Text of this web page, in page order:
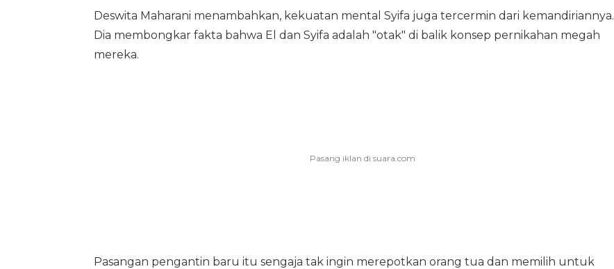
Deswita Maharani menambahkan, kekuatan mental Syifa juga tercermin dari kemandiriannya.
Dia membongkar fakta bahwa El dan Syifa adalah "otak" di balik konsep pernikahan megah
mereka.
Pasangan pengantin baru itu sengaja tak ingin merepotkan orang tua dan memilih untuk